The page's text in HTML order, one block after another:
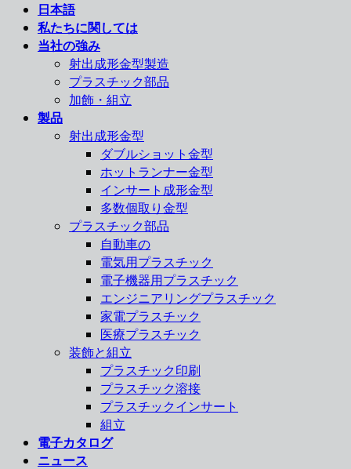
日本語
私たちに関しては
当社の強み
射出成形金型製造
プラスチック部品
加飾・組立
製品
射出成形金型
ダブルショット金型
ホットランナー金型
インサート成形金型
多数個取り金型
プラスチック部品
自動車の
電気用プラスチック
電子機器用プラスチック
エンジニアリングプラスチック
家電プラスチック
医療プラスチック
装飾と組立
プラスチック印刷
プラスチック溶接
プラスチックインサート
組立
電子カタログ
ニュース